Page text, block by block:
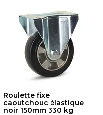
Roulette fixe
caoutchouc élastique
noir 150mm 330 kg